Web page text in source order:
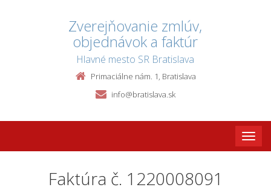
Zverejňovanie zmlúv,
objednávok a faktúr
Hlavné mesto SR Bratislava
Primaciálne nám. 1, Bratislava
info@bratislava.sk
Toggle
Faktúra č. 1220008091